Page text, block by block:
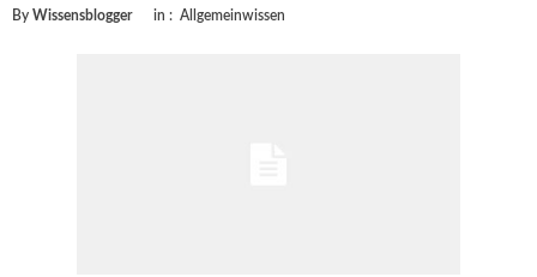
By Wissensblogger in : Allgemeinwissen